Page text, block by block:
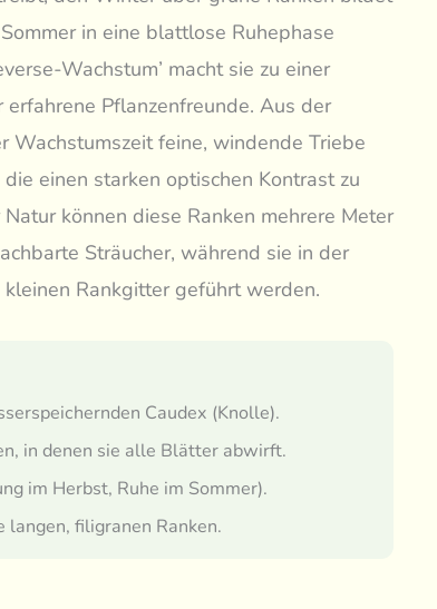
in eine blattlose Ruhephase
Wachstum’ macht sie zu einer
Pflanzenfreunde. Aus der
Wachstumszeit feine, windende Triebe
einen starken optischen Kontrast zu
können diese Ranken mehrere Meter
Sträucher, während sie in der
Rankgitter geführt werden.
Caudex (Knolle).
in denen sie alle Blätter abwirft.
im Herbst, Ruhe im Sommer).
filigranen Ranken.